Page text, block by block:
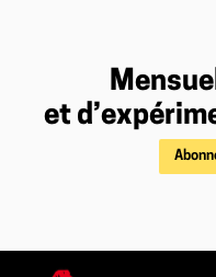
et